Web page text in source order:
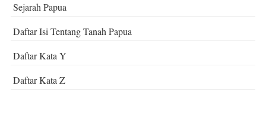
Sejarah Papua
Daftar Isi Tentang Tanah Papua
Daftar Kata Y
Daftar Kata Z